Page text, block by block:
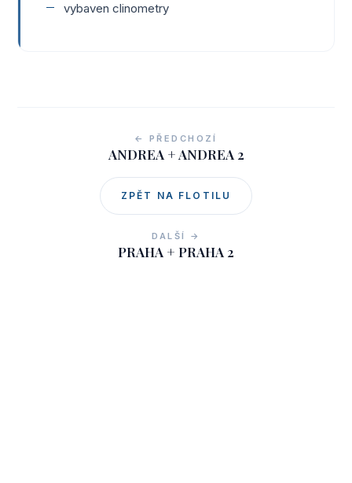
vybaven clinometry
← PŘEDCHOZÍ
ANDREA + ANDREA 2
ZPĚT NA FLOTILU
DALŠÍ →
PRAHA + PRAHA 2